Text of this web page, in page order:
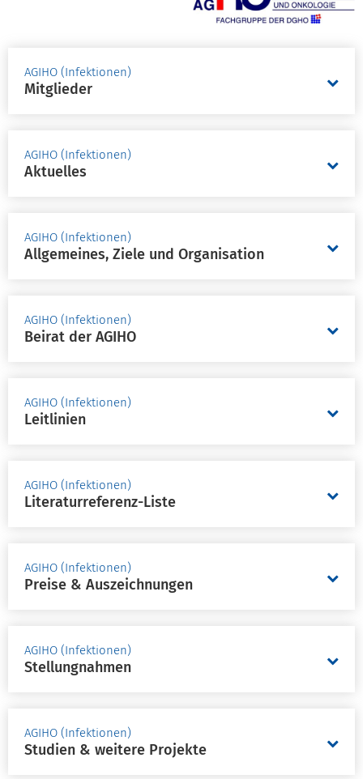
AGIHO (Infektionen)
Mitglieder
AGIHO (Infektionen)
Aktuelles
AGIHO (Infektionen)
Allgemeines, Ziele und Organisation
AGIHO (Infektionen)
Beirat der AGIHO
AGIHO (Infektionen)
Leitlinien
AGIHO (Infektionen)
Literaturreferenz-Liste
AGIHO (Infektionen)
Preise & Auszeichnungen
AGIHO (Infektionen)
Stellungnahmen
AGIHO (Infektionen)
Studien & weitere Projekte